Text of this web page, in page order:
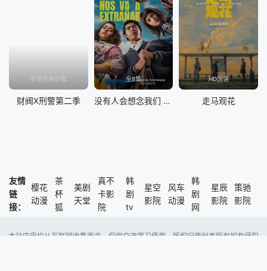
更新至第01集
财阀X刑警第二季
全8集
没有人会想念我们 第二季
HD国语
走马观花
友情
链
接：
樱花
动漫
茶
杯
狐
美剧
天堂
真不
卡影
院
韩
剧
tv
星空
影院
风车
动漫
韩
剧
网
星辰
影院
策驰
影院
本站内容均从互联网收集而来，仅供交流学习使用，版权归原创者所有如有侵犯